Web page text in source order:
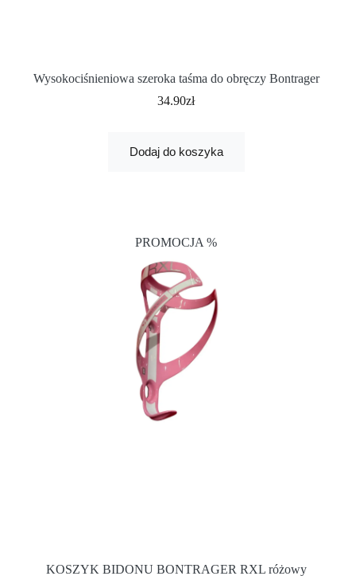
Wysokociśnieniowa szeroka taśma do obręczy Bontrager
34.90zł
Dodaj do koszyka
PROMOCJA %
KOSZYK BIDONU BONTRAGER RXL różowy